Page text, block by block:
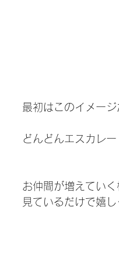
最初はこのイメー
どんどんエスカレ
お仲間が増えてい
見ているだけで嬉